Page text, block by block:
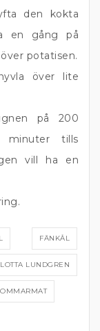
den kokta
en gång på
potatisen.
över lite
på 200
tills
vill ha en
FÄNKÅL
LOTTA LUNDGREN